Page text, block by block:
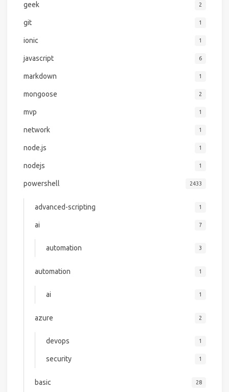
geek 2
git 1
ionic 1
javascript 6
markdown 1
mongoose 2
mvp 1
network 1
node.js 1
nodejs 1
powershell 2433
advanced-scripting 1
ai 7
automation 3
automation 1
ai 1
azure 2
devops 1
security 1
basic 28